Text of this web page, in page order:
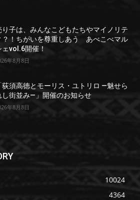
り子は、みんなこどもたちやマイノリテ
？！ちがいを尊重しあう あべこべマル
ェvol.6開催！
年8月8日
荻須高徳とモーリス・ユトリロ ―魅せら
し街並み―」開催のお知らせ
年8月8日
10024
4364